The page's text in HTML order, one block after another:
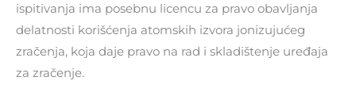
ispitivanja ima posebnu licencu za pravo obavljanja
delatnosti korišćenja atomskih izvora jonizujućeg
zračenja, koja daje pravo na rad i skladištenje uređaja
za zračenje.